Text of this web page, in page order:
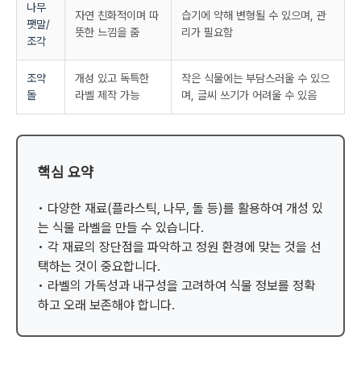
나무
팻말/
조각
자연 친화적이며 따
뜻한 느낌을 줌
습기에 약해 변형될 수 있으며, 관
리가 필요함
조약
돌
개성 있고 독특한
라벨 제작 가능
작은 식물에는 부담스러울 수 있으
며, 글씨 쓰기가 어려울 수 있음
핵심 요약
• 다양한 재료(플라스틱, 나무, 돌 등)를 활용하여 개성 있
는 식물 라벨을 만들 수 있습니다.
• 각 재료의 장단점을 파악하고 정원 환경에 맞는 것을 선
택하는 것이 중요합니다.
• 라벨의 가독성과 내구성을 고려하여 식물 정보를 정확
하고 오래 보존해야 합니다.